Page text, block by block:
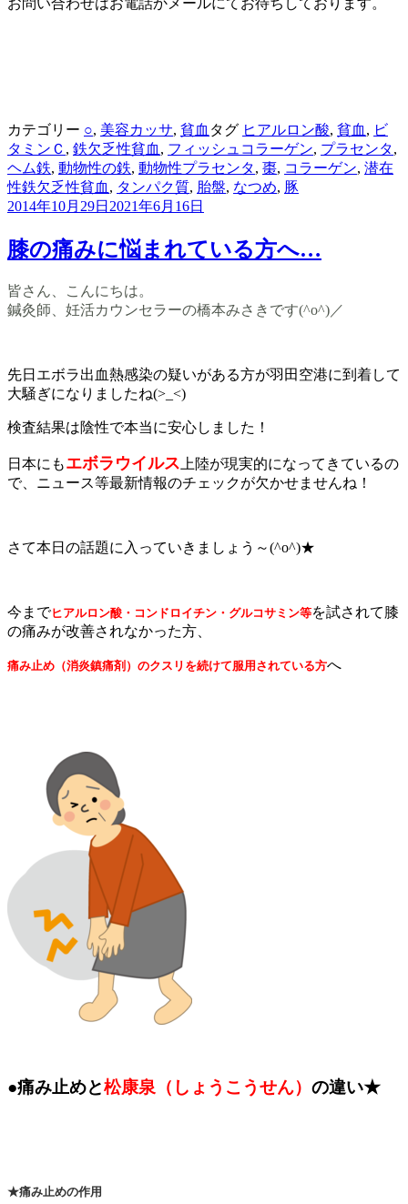
カテゴリー ○, 美容カッサ, 貧血 タグ ヒアルロン酸, 貧血 , ビ
タミンＣ , 鉄欠乏性貧血 , フィッシュコラーゲン, プラセンタ,
ヘム鉄, 動物性の鉄, 動物性プラセンタ, 棗, コラーゲン, 潜在
性鉄欠乏性貧血 , タンパク質, 胎盤, なつめ, 豚
2014年10月29日 2021年6月16日
膝の痛みに悩まれている方へ…
皆さん、こんにちは。
鍼灸師、妊活カウンセラーの橋本みさきです(^o^)／
先日エボラ出血熱感染の疑いがある方が羽田空港に到着して
大騒ぎになりましたね(>_<)
検査結果は陰性で本当に安心しました！
日本にもエボラウイルス 上陸が現実的になってきているの
で、ニュース等最新情報のチェックが欠かせませんね！
さて本日の話題に入っていきましょう～(^o^)★
今までヒアルロン酸・コンドロイチン・グルコサミン等を試されて膝
の痛みが改善されなかった方、
痛み止め（消炎鎮痛剤）のクスリを続けて服用されている方へ
●痛み止めと松康泉（しょうこうせん） の違い★
★痛み止めの作用